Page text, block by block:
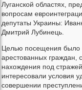
Луганской областях,
вопросам
депутаты Украины:
Дмитрий Лубинець.
Целью посещения было
арестованных граждан,
нахождения под
интересовали условия
совершении